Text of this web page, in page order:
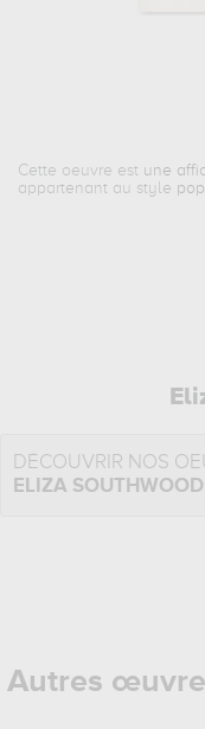
Cette oeuvre est une
appartenant au style
DÉCOUVRIR NOS
ELIZA SOUTHWOOD
Autres